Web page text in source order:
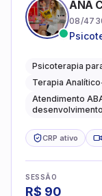
ANA
08/
Psicoterapia
Terapia
Atendimento
CRP ativo
SESSÃO
R$ 90